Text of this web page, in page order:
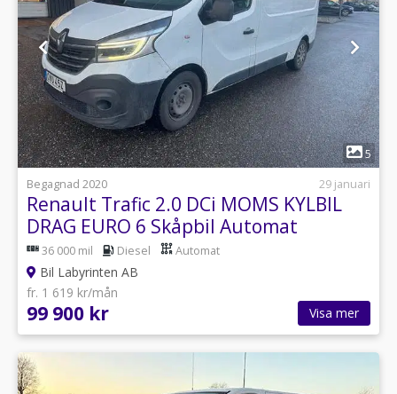
1
5
Begagnad 2020
29 januari
Renault Trafic 2.0 DCi MOMS KYLBIL
DRAG EURO 6 Skåpbil Automat
36 000 mil Diesel Automat
Bil Labyrinten AB
fr. 1 619 kr/mån
99 900 kr Visa mer